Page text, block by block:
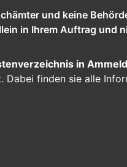
und keine
in Ihrem Auftrag und
in
Dabei finden sie alle